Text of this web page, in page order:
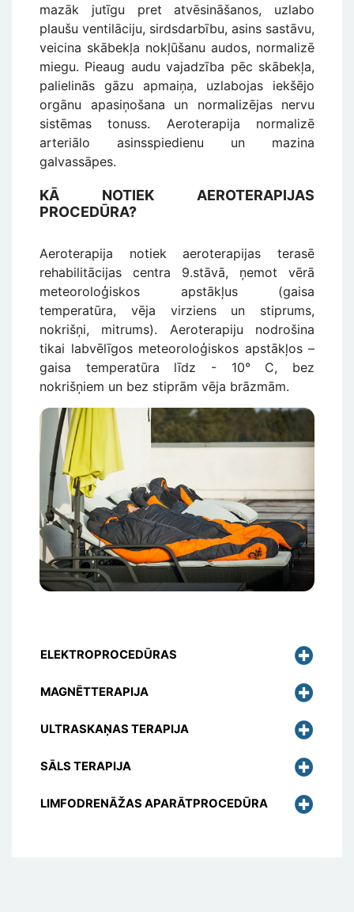
mazāk jutīgu pret atvēsināšanos, uzlabo
plaušu ventilāciju, sirdsdarbību, asins sastāvu,
veicina skābekļa nokļūšanu audos, normalizē
miegu. Pieaug audu vajadzība pēc skābekļa,
palielinās gāzu apmaiņa, uzlabojas iekšējo
orgānu apasiņošana un normalizējas nervu
sistēmas tonuss. Aeroterapija normalizē
arteriālo asinsspiedienu un mazina
galvassāpes.
KĀ NOTIEK AEROTERAPIJAS
PROCEDŪRA?
Aeroterapija notiek aeroterapijas terasē
rehabilitācijas centra 9.stāvā, ņemot vērā
meteoroloģiskos apstākļus (gaisa
temperatūra, vēja virziens un stiprums,
nokrišņi, mitrums). Aeroterapiju nodrošina
tikai labvēlīgos meteoroloģiskos apstākļos –
gaisa temperatūra līdz - 10° C, bez
nokrišņiem un bez stiprām vēja brāzmām.
Attēls
ELEKTROPROCEDŪRAS
MAGNĒTTERAPIJA
ULTRASKAŅAS TERAPIJA
SĀLS TERAPIJA
LIMFODRENĀŽAS APARĀTPROCEDŪRA